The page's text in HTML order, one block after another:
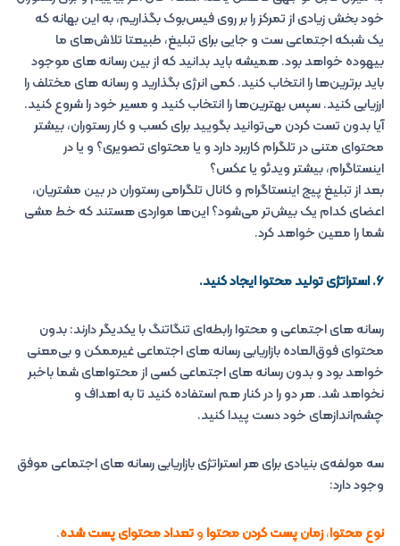
خود بخش زیادی از تمرکز را بر روی فیس‌بوک بگذاریم، به این بهانه که
یک شبکه اجتماعی ست و جایی برای تبلیغ، طبیعتا تلاش‌های ما
بیهوده خواهد بود. همیشه باید بدانید که از بین رسانه های موجود
باید برترین‌ها را انتخاب کنید. کمی انرژی بگذارید و رسانه های مختلف را
ارزیابی کنید. سپس بهترین‌ها را انتخاب کنید و مسیر خود را شروع کنید.
آیا بدون تست کردن می‌توانید بگویید برای کسب و کار رستوران، بیشتر
محتوای متنی در تلگرام کاربرد دارد و یا محتوای تصویری؟ و یا در
اینستاگرام، بیشتر ویدئو یا عکس؟
بعد از تبلیغ پیج اینستاگرام و کانال تلگرامی رستوران در بین مشتریان،
اعضای کدام یک بیش‌تر می‌شود؟ این‌ها مواردی هستند که خط مشی
شما را معین خواهد کرد.
۶. استراتژی تولید محتوا ایجاد کنید.
رسانه های اجتماعی و محتوا رابطه‌ای تنگاتنگ با یکدیگر دارند: بدون
محتوای فوق‌العاده بازاریابی رسانه های اجتماعی غیرممکن و بی‌معنی
خواهد بود و بدون رسانه های اجتماعی کسی از محتواهای شما باخبر
نخواهد شد. هر دو را در کنار هم استفاده کنید تا به اهداف و
چشم‌اندازهای خود دست پیدا کنید.
سه مولفه‌ی بنیادی برای هر استراتژی بازاریابی رسانه های اجتماعی موفق
وجود دارد:
نوع محتوا،زمان پست کردن محتوا وتعداد محتوای پست شده.